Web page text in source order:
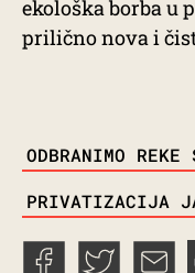
ekološka borba u
prilično nova i
ODBRANIMO
PRIVATIZACIJA